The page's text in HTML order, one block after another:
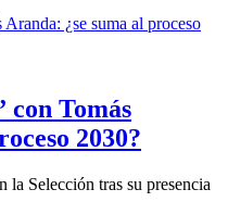
con Tomás
2030?
la Selección tras su presencia